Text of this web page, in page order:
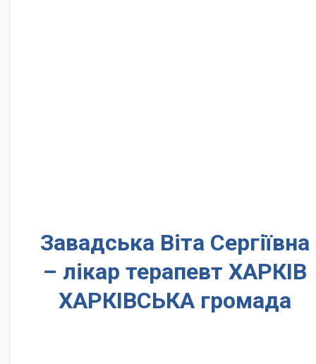
Завадська Віта Сергіївна
– лікар терапевт ХАРКІВ
ХАРКІВСЬКА громада